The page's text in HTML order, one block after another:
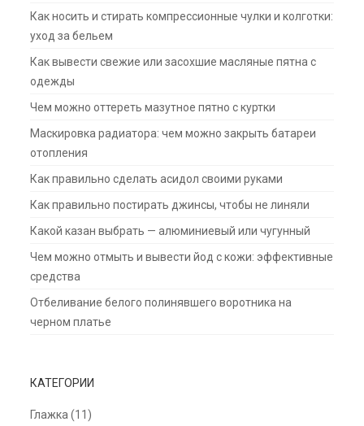
Как носить и стирать компрессионные чулки и колготки:
уход за бельем
Как вывести свежие или засохшие масляные пятна с
одежды
Чем можно оттереть мазутное пятно с куртки
Маскировка радиатора: чем можно закрыть батареи
отопления
Как правильно сделать асидол своими руками
Как правильно постирать джинсы, чтобы не линяли
Какой казан выбрать — алюминиевый или чугунный
Чем можно отмыть и вывести йод с кожи: эффективные
средства
Отбеливание белого полинявшего воротника на
черном платье
КАТЕГОРИИ
Глажка (11)